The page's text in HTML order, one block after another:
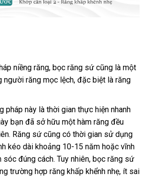
niềng răng, bọc răng sứ cũng là một
người răng mọc lệch, đặc biệt là răng
pháp này là thời gian thực hiện nhanh
bạn đã sở hữu một hàm răng đều
Răng sứ cũng có thời gian sử dụng
kéo dài khoảng 10-15 năm hoặc vĩnh
đúng cách. Tuy nhiên, bọc răng sứ
trường hợp răng khấp khểnh nhẹ, ít sai